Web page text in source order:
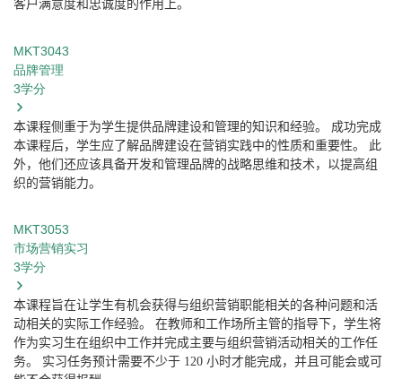
客户满意度和忠诚度的作用上。
MKT3043
品牌管理
3学分
本课程侧重于为学生提供品牌建设和管理的知识和经验。
成功完成
本课程后，学生应了解品牌建设在营销实践中的性质和重要性。
此
外，他们还应该具备开发和管理品牌的战略思维和技术，以提高组
织的营销能力。
MKT3053
市场营销实习
3学分
本课程旨在让学生有机会获得与组织营销职能相关的各种问题和活
动相关的实际工作经验。
在教师和工作场所主管的指导下，学生将
作为实习生在组织中工作并完成主要与组织营销活动相关的工作任
务。
实习任务预计需要不少于 120 小时才能完成，并且可能会或可